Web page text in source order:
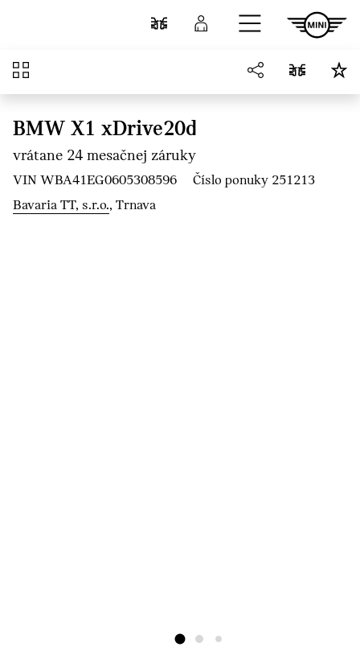
Porovnať Prihlásenie
Prehľad
BMW X1 xDrive20d
vrátane 24 mesačnej záruky
VIN WBA41EG0605308596
Číslo ponuky 251213
Bavaria TT, s.r.o., Trnava